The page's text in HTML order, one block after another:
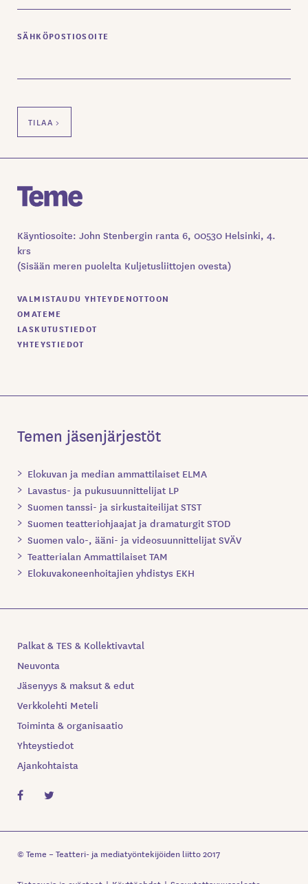
SÄHKÖPOSTIOSOITE
Käyntiosoite: John Stenbergin ranta 6, 00530 Helsinki, 4.
krs
(Sisään meren puolelta Kuljetusliittojen ovesta)
VALMISTAUDU YHTEYDENOTTOON
OMATEME
LASKUTUSTIEDOT
YHTEYSTIEDOT
Temen jäsenjärjestöt
Elokuvan ja median ammattilaiset ELMA
Lavastus- ja pukusuunnittelijat LP
Suomen tanssi- ja sirkustaiteilijat STST
Suomen teatteriohjaajat ja dramaturgit STOD
Suomen valo-, ääni- ja videosuunnittelijat SVÄV
Teatterialan Ammattilaiset TAM
Elokuvakoneenhoitajien yhdistys EKH
Palkat & TES & Kollektivavtal
Neuvonta
Jäsenyys & maksut & edut
Verkkolehti Meteli
Toiminta & organisaatio
Yhteystiedot
Ajankohtaista
© Teme – Teatteri- ja mediatyöntekijöiden liitto 2017